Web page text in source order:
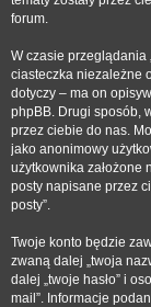
forum.
W czasie przeglądania
ciasteczka niezależne
dotyczy – ma on
phpBB. Drugi sposób,
przez ciebie do nas.
jako anonimowy
użytkownika założone
posty napisane przez
posty”.
Twoje konto będzie
zwaną dalej „twoja
dalej „twoje hasło” i
mail”. Informacje